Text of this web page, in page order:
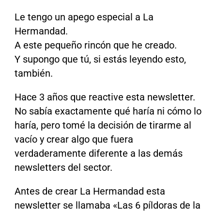
Le tengo un apego especial a La
Hermandad.
A este pequeño rincón que he creado.
Y supongo que tú, si estás leyendo esto,
también.
Hace 3 años que reactive esta newsletter.
No sabía exactamente qué haría ni cómo lo
haría, pero tomé la decisión de tirarme al
vacío y crear algo que fuera
verdaderamente diferente a las demás
newsletters del sector.
Antes de crear La Hermandad esta
newsletter se llamaba «Las 6 píldoras de la